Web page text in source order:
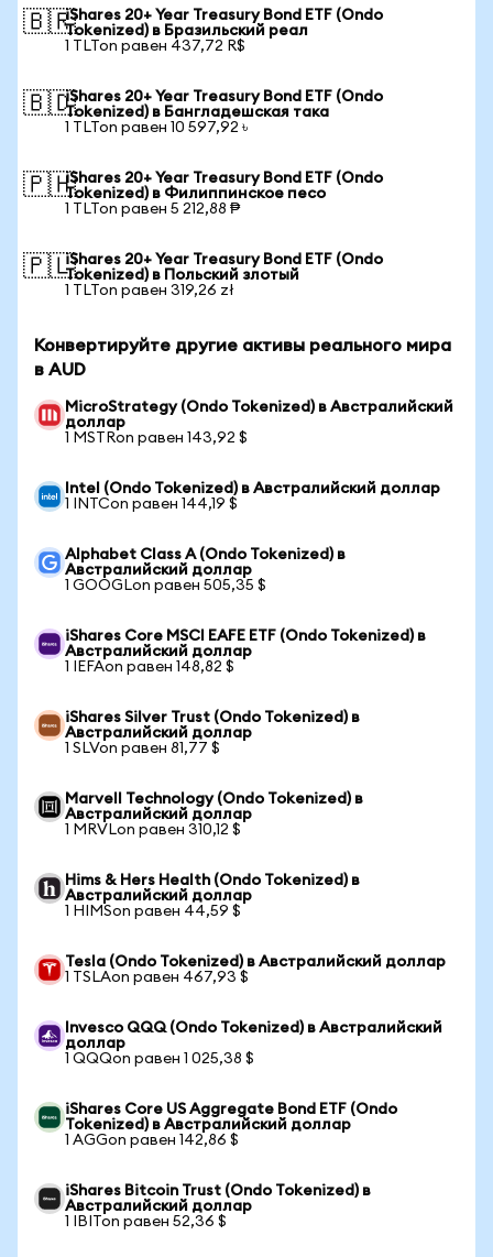
🇧🇷iShares 20+ Year Treasury Bond ETF (Ondo
Tokenized) в Бразильский реал
1 TLTon равен 437,72 R$
🇧🇩iShares 20+ Year Treasury Bond ETF (Ondo
Tokenized) в Бангладешская така
1 TLTon равен 10 597,92 ৳
🇵🇭iShares 20+ Year Treasury Bond ETF (Ondo
Tokenized) в Филиппинское песо
1 TLTon равен 5 212,88 ₱
🇵🇱iShares 20+ Year Treasury Bond ETF (Ondo
Tokenized) в Польский злотый
1 TLTon равен 319,26 zł
Конвертируйте другие активы реального мира
в AUD
MicroStrategy (Ondo Tokenized) в Австралийский
доллар
1 MSTRon равен 143,92 $
Intel (Ondo Tokenized) в Австралийский доллар
1 INTCon равен 144,19 $
Alphabet Class A (Ondo Tokenized) в
Австралийский доллар
1 GOOGLon равен 505,35 $
iShares Core MSCI EAFE ETF (Ondo Tokenized) в
Австралийский доллар
1 IEFAon равен 148,82 $
iShares Silver Trust (Ondo Tokenized) в
Австралийский доллар
1 SLVon равен 81,77 $
Marvell Technology (Ondo Tokenized) в
Австралийский доллар
1 MRVLon равен 310,12 $
Hims & Hers Health (Ondo Tokenized) в
Австралийский доллар
1 HIMSon равен 44,59 $
Tesla (Ondo Tokenized) в Австралийский доллар
1 TSLAon равен 467,93 $
Invesco QQQ (Ondo Tokenized) в Австралийский
доллар
1 QQQon равен 1 025,38 $
iShares Core US Aggregate Bond ETF (Ondo
Tokenized) в Австралийский доллар
1 AGGon равен 142,86 $
iShares Bitcoin Trust (Ondo Tokenized) в
Австралийский доллар
1 IBITon равен 52,36 $